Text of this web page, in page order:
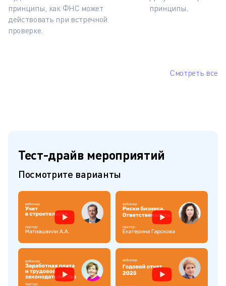
принципы, как ФНС может
действовать при встречной
проверке.
принципы.
Смотреть все
Тест-драйв мероприятий
Посмотрите варианты